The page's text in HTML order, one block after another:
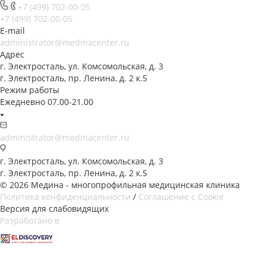
+7 (499) 702-00-05
+7 (499) 702-00-05
E-mail
administrator@medinacenter.ru
Адрес
г. Электросталь, ул. Комсомольская, д. 3
г. Электросталь, пр. Ленина, д. 2 к.5
Режим работы
Ежедневно 07.00-21.00
administrator@medinacenter.ru
г. Электросталь, ул. Комсомольская, д. 3
г. Электросталь, пр. Ленина, д. 2 к.5
© 2026 Медина - многопрофильная медицинская клиника
Политика конфиденциальности / Соглашение с Cookie
Версия для слабовидящих
Разработано в